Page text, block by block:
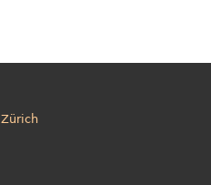
Zürich